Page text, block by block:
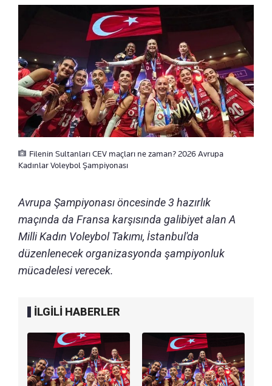
Filenin Sultanları CEV maçları ne zaman? 2026 Avrupa
Kadınlar Voleybol Şampiyonası
Avrupa Şampiyonası öncesinde 3 hazırlık
maçında da Fransa karşısında galibiyet alan A
Milli Kadın Voleybol Takımı, İstanbul'da
düzenlenecek organizasyonda şampiyonluk
mücadelesi verecek.
İLGİLİ HABERLER